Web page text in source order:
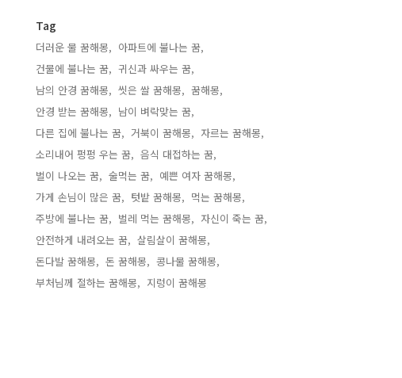
과
기
글
Tag
더러운 물 꿈해몽, 아파트에 불나는 꿈,
건물에 불나는 꿈, 귀신과 싸우는 꿈,
남의 안경 꿈해몽, 씻은 쌀 꿈해몽, 꿈해몽,
안경 받는 꿈해몽, 남이 벼락맞는 꿈,
다른 집에 불나는 꿈, 거북이 꿈해몽, 자르는 꿈해몽,
소리내어 펑펑 우는 꿈, 음식 대접하는 꿈,
벌이 나오는 꿈, 술먹는 꿈, 예쁜 여자 꿈해몽,
가게 손님이 많은 꿈, 텃밭 꿈해몽, 먹는 꿈해몽,
주방에 불나는 꿈, 벌레 먹는 꿈해몽, 자신이 죽는 꿈,
안전하게 내려오는 꿈, 살림살이 꿈해몽,
돈다발 꿈해몽, 돈 꿈해몽, 콩나물 꿈해몽,
부처님께 절하는 꿈해몽, 지렁이 꿈해몽,